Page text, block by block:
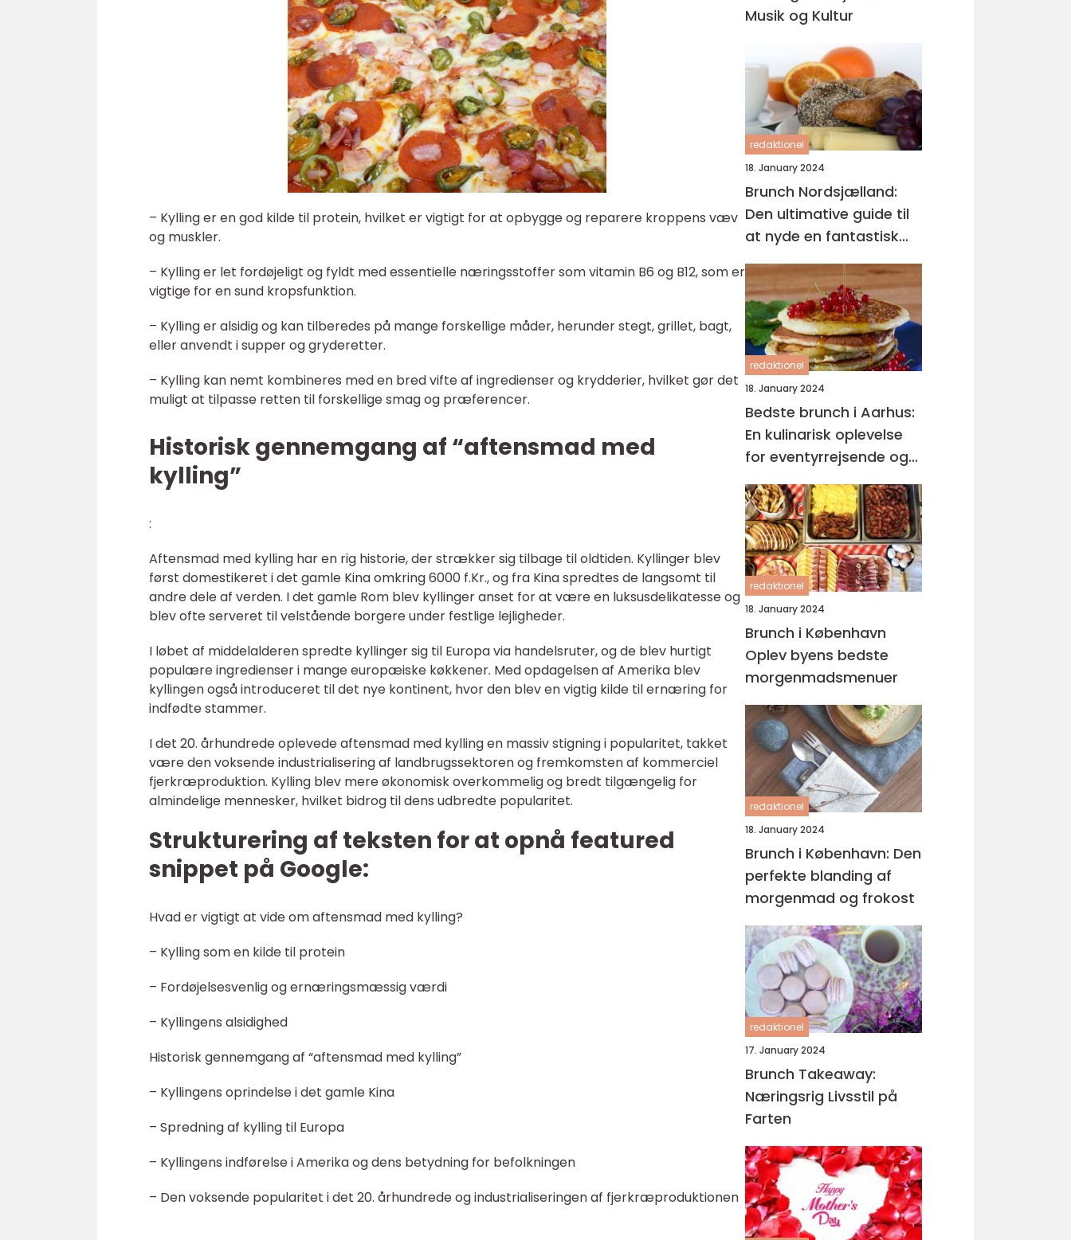
– Kylling er en god kilde til protein, hvilket er vigtigt for at opbygge og reparere kroppens væv
og muskler.
– Kylling er let fordøjeligt og fyldt med essentielle næringsstoffer som vitamin B6 og B12, som er
vigtige for en sund kropsfunktion.
– Kylling er alsidig og kan tilberedes på mange forskellige måder, herunder stegt, grillet, bagt,
eller anvendt i supper og gryderetter.
– Kylling kan nemt kombineres med en bred vifte af ingredienser og krydderier, hvilket gør det
muligt at tilpasse retten til forskellige smag og præferencer.
Historisk gennemgang af “aftensmad med
kylling”
:
Aftensmad med kylling har en rig historie, der strækker sig tilbage til oldtiden. Kyllinger blev
først domestikeret i det gamle Kina omkring 6000 f.Kr., og fra Kina spredtes de langsomt til
andre dele af verden. I det gamle Rom blev kyllinger anset for at være en luksusdelikatesse og
blev ofte serveret til velstående borgere under festlige lejligheder.
I løbet af middelalderen spredte kyllinger sig til Europa via handelsruter, og de blev hurtigt
populære ingredienser i mange europæiske køkkener. Med opdagelsen af Amerika blev
kyllingen også introduceret til det nye kontinent, hvor den blev en vigtig kilde til ernæring for
indfødte stammer.
I det 20. århundrede oplevede aftensmad med kylling en massiv stigning i popularitet, takket
være den voksende industrialisering af landbrugssektoren og fremkomsten af kommerciel
fjerkræproduktion. Kylling blev mere økonomisk overkommelig og bredt tilgængelig for
almindelige mennesker, hvilket bidrog til dens udbredte popularitet.
Strukturering af teksten for at opnå featured
snippet på Google:
Hvad er vigtigt at vide om aftensmad med kylling?
– Kylling som en kilde til protein
– Fordøjelsesvenlig og ernæringsmæssig værdi
– Kyllingens alsidighed
Historisk gennemgang af “aftensmad med kylling”
– Kyllingens oprindelse i det gamle Kina
– Spredning af kylling til Europa
– Kyllingens indførelse i Amerika og dens betydning for befolkningen
– Den voksende popularitet i det 20. århundrede og industrialiseringen af fjerkræproduktionen
Musik og Kultur
redaktionel
18. January 2024
Brunch Nordsjælland:
Den ultimative guide til
at nyde en fantastisk
morgenmad
redaktionel
18. January 2024
Bedste brunch i Aarhus:
En kulinarisk oplevelse
for eventyrrejsende og
backpackere
redaktionel
18. January 2024
Brunch i København
Oplev byens bedste
morgenmadsmenuer
redaktionel
18. January 2024
Brunch i København: Den
perfekte blanding af
morgenmad og frokost
redaktionel
17. January 2024
Brunch Takeaway:
Næringsrig Livsstil på
Farten